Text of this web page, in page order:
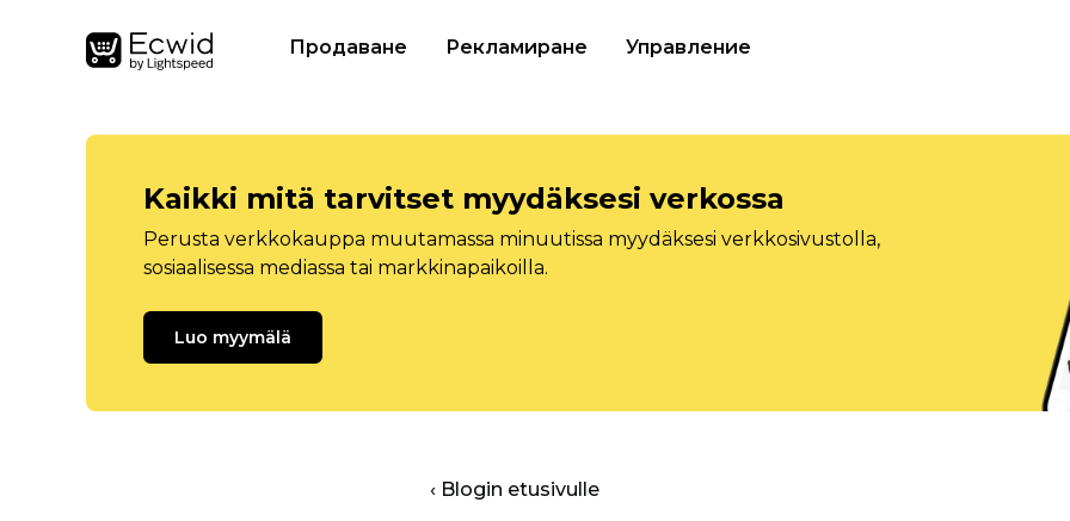
Продаване Рекламиране Управление
Kaikki mitä tarvitset myydäksesi verkossa
Perusta verkkokauppa muutamassa minuutissa myydäksesi verkkosivustolla,
sosiaalisessa mediassa tai markkinapaikoilla.
Luo myymälä
‹ Blogin etusivulle